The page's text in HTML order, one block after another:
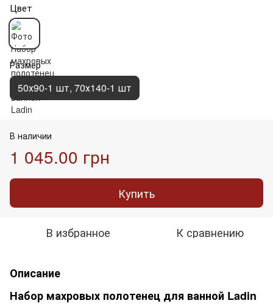
Цвет
Размер
50х90-1 шт, 70х140-1 шт
В наличии
1 045.00 грн
Купить
В избранное К сравнению
Описание
Набор махровых полотенец для ванной Ladin